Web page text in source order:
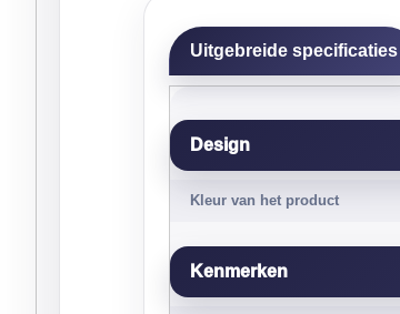
Uitgebreide specificaties
Design
Kleur van het product
Kenmerken